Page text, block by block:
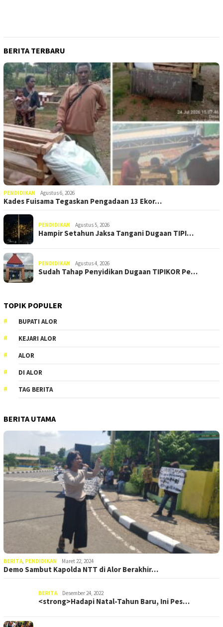
BERITA TERBARU
PENDIDIKAN Agustus 6, 2026
Kades Fuisama Tegaskan Pengadaan 13 Ekor…
PENDIDIKAN Agustus 5, 2026
Hampir Setahun Jaksa Tangani Dugaan TIPI…
PENDIDIKAN Agustus 4, 2026
Sudah Tahap Penyidikan Dugaan TIPIKOR Pe…
TOPIK POPULER
BUPATI ALOR
KEJARI ALOR
ALOR
DI ALOR
TAG BERITA
BERITA UTAMA
BERITA PENDIDIKAN Maret 22, 2024
Demo Sambut Kapolda NTT di Alor Berakhir…
BERITA Desember 24, 2022
<strong>Hadapi Natal-Tahun Baru, Ini Pes…